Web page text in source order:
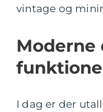
vintage og
Moderne
I dag er der